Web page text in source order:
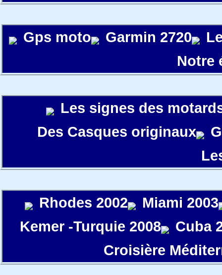
Gps moto Garmin 2720
Notre
Les signes des
Des Casques originaux
Rhodes 2002
Miami 2003
Kemer -Turquie 2008
Cuba
Croisière